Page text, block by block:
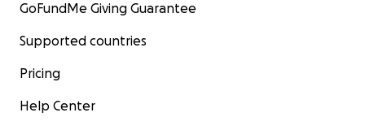
GoFundMe Giving Guarantee
Supported countries
Pricing
Help Center